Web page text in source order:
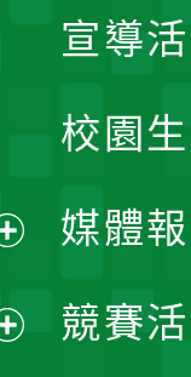
宣導
校園
媒體
競賽